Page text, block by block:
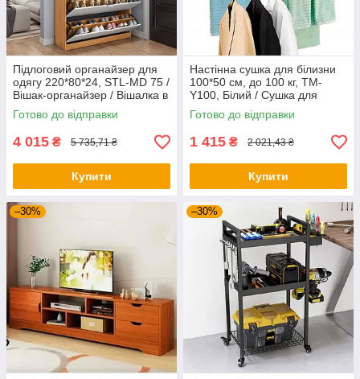
Підлоговий органайзер для
одягу 220*80*24, STL-MD 75 /
Вішак-органайзер / Вішалка в
передпокій
Готово до відправки
4 015 ₴ 5 735,71 ₴
Купити
Настінна сушка для білизни
100*50 см, до 100 кг, TM-
Y100, Білий / Сушка для
речей
Готово до відправки
1 415 ₴ 2 021,43 ₴
Купити
–30% –30%